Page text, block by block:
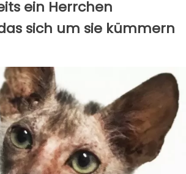
ein Herrchen
sich um sie kümmern